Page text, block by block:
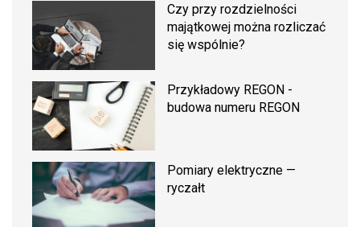
Czy przy rozdzielności
majątkowej można rozliczać
się wspólnie?
Przykładowy REGON -
budowa numeru REGON
Pomiary elektryczne —
ryczałt